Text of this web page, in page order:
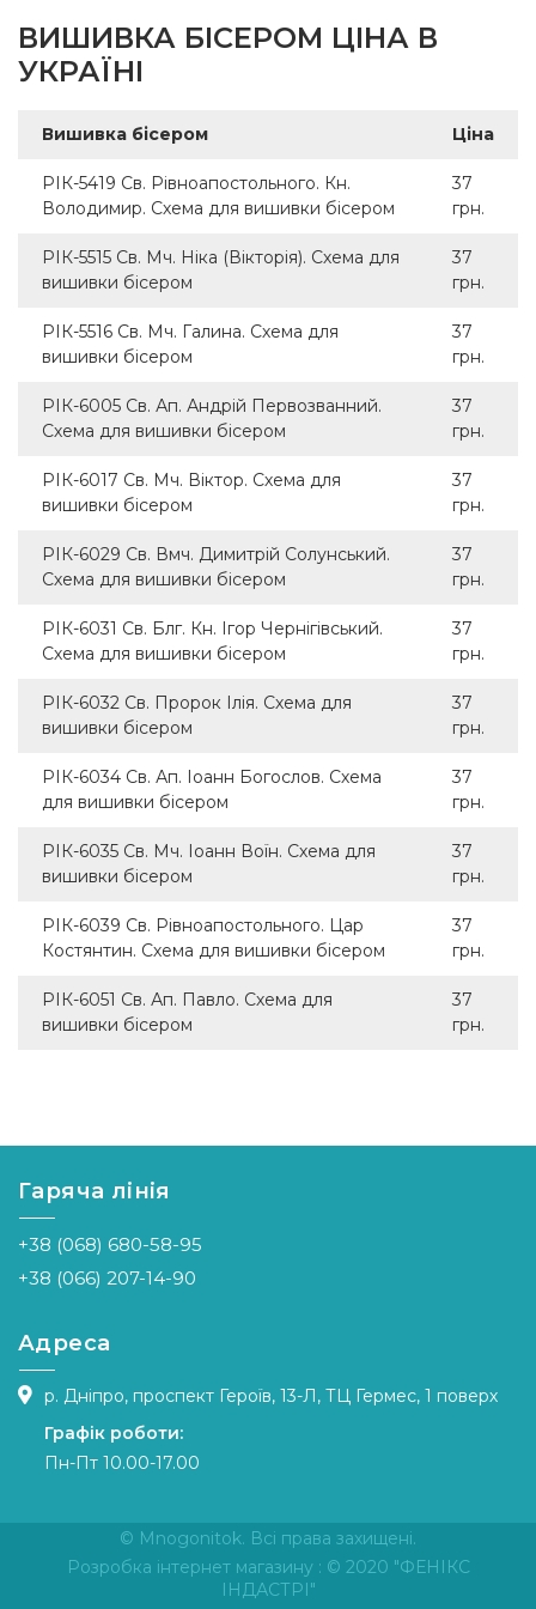
ВИШИВКА БІСЕРОМ ЦІНА В
УКРАЇНІ
Вишивка бісером Ціна
РІК-5419 Св. Рівноапостольного. Кн.
Володимир. Схема для вишивки бісером
37
грн.
РІК-5515 Св. Мч. Ніка (Вікторія). Схема для
вишивки бісером
37
грн.
РІК-5516 Св. Мч. Галина. Схема для
вишивки бісером
37
грн.
РІК-6005 Св. Ап. Андрій Первозванний.
Схема для вишивки бісером
37
грн.
РІК-6017 Св. Мч. Віктор. Схема для
вишивки бісером
37
грн.
РІК-6029 Св. Вмч. Димитрій Солунський.
Схема для вишивки бісером
37
грн.
РІК-6031 Св. Блг. Кн. Ігор Чернігівський.
Схема для вишивки бісером
37
грн.
РІК-6032 Св. Пророк Ілія. Схема для
вишивки бісером
37
грн.
РІК-6034 Св. Ап. Іоанн Богослов. Схема
для вишивки бісером
37
грн.
РІК-6035 Св. Мч. Іоанн Воїн. Схема для
вишивки бісером
37
грн.
РІК-6039 Св. Рівноапостольного. Цар
Костянтин. Схема для вишивки бісером
37
грн.
РІК-6051 Св. Ап. Павло. Схема для
вишивки бісером
37
грн.
Гаряча лінія
+38 (068) 680-58-95
+38 (066) 207-14-90
Адреса
р. Дніпро, проспект Героїв, 13-Л, ТЦ Гермес, 1 поверх
Графік роботи:
Пн-Пт 10.00-17.00
© Mnogonitok. Всі права захищені.
Розробка інтернет магазину : © 2020 "ФЕНІКС
ІНДАСТРІ"